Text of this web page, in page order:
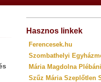
Hasznos linkek
Ferencesek.hu
Szombathelyi
Mária Magdolna
Szűz Mária Szeplőtlen